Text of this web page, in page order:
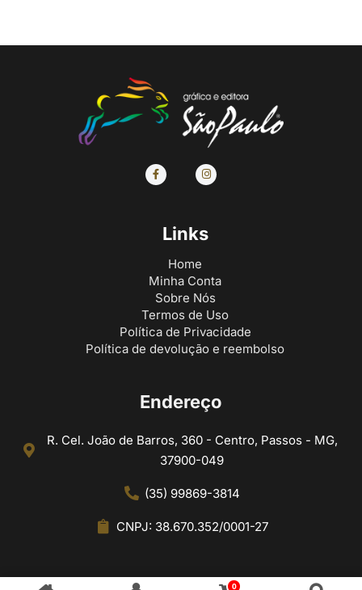
Links
Home
Minha Conta
Sobre Nós
Termos de Uso
Política de Privacidade
Política de devolução e reembolso
Endereço
R. Cel. João de Barros, 360 - Centro, Passos - MG,
37900-049
(35) 99869-3814
CNPJ: 38.670.352/0001-27
0